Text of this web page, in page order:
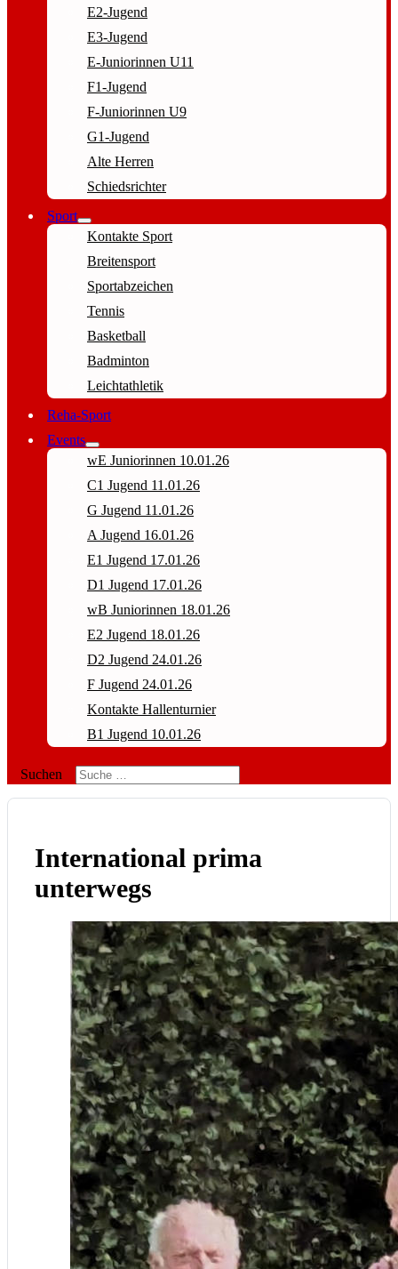
E2-Jugend
E3-Jugend
E-Juniorinnen U11
F1-Jugend
F-Juniorinnen U9
G1-Jugend
Alte Herren
Schiedsrichter
Sport
Kontakte Sport
Breitensport
Sportabzeichen
Tennis
Basketball
Badminton
Leichtathletik
Reha-Sport
Events
wE Juniorinnen 10.01.26
C1 Jugend 11.01.26
G Jugend 11.01.26
A Jugend 16.01.26
E1 Jugend 17.01.26
D1 Jugend 17.01.26
wB Juniorinnen 18.01.26
E2 Jugend 18.01.26
D2 Jugend 24.01.26
F Jugend 24.01.26
Kontakte Hallenturnier
B1 Jugend 10.01.26
Suchen
International prima
unterwegs